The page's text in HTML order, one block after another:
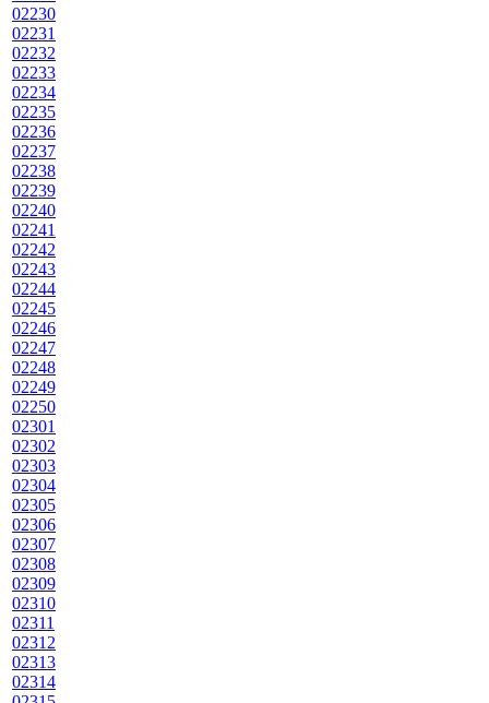
02230
02231
02232
02233
02234
02235
02236
02237
02238
02239
02240
02241
02242
02243
02244
02245
02246
02247
02248
02249
02250
02301
02302
02303
02304
02305
02306
02307
02308
02309
02310
02311
02312
02313
02314